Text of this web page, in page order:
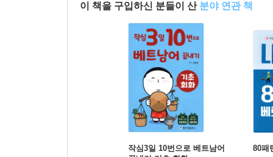
이 책을 구입하신 분들이 산 분야 연관 책
작심3일 10번으로 베트남어
80패